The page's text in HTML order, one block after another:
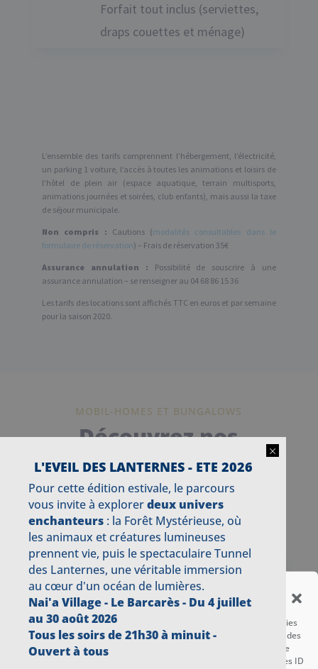
Gérer le consentement aux
cookies
Pour offrir les meilleures expériences, nous utilisons des technologies
telles que les cookies pour stocker et/ou accéder aux informations des
appareils. Le fait de consentir à ces technologies nous permettra de
traiter des données telles que le comportement de navigation ou les ID
Forfait tout inclus (serviettes,
draps couettes et ménage)
L’ensemble des tarifs comprennent l’hébergement, l’électricité,
un parking 1 voiture, l’accès à toutes les animations et loisirs de
l’hôtel de plein air (espace aquatique, terrain multisports,
animations journées et soirées, club enfants), mais aussi la taxe
de séjour municipale.
Non compris : Cautions (modalités consultables dans le
formulaire de réservation) – Frais de réservation 35€
Assurance annulation :
Possibilité de souscrire à une
assurance annulation – se renseigner au 04 68 86 15 36
Les tarifs des locations sont affichés TTC en euros et par semaine
pour la saison 2020.
MOBIL-HOMES ET BUNGALOWS
Découvrez nos
autres
locations
RÉSERVEZ VOTRE MOBIL-
HOME OU BUNGALOW
DÉCOUVRIR
×
L'EVEIL DES LANTERNES - ETE 2026
Pour cette édition estivale, le parcours
vous invite à explorerdeux univers
enchanteurs : la Forêt Mystérieuse, où
les animaux et créatures lumineuses
prennent vie, puis le spectaculaire Tunnel
des Lanternes, une véritable immersion
au cœur d'un océan de lumières.
Nai'a Village - Le Barcarès - Du 4 juillet
au 30 août 2026
Tous les soirs de 21h30 à minuit -
Ouvert à tous